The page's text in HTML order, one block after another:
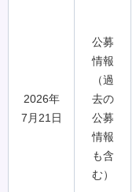
2026年
7月21日
公募
情報
（過
去の
公募
情報
も含
む）